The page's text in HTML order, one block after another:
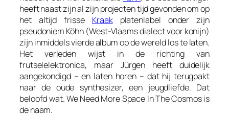
heeft naast zijn al zijn projecten tijd gevonden om op
het altijd frisse Kraakplatenlabel onder zijn
pseudoniem Köhn (West-Vlaams dialect voor konijn)
zijn inmiddels vierde album op de wereld los te laten.
Het verleden wijst in de richting van
frutselelektronica, maar Jürgen heeft duidelijk
aangekondigd – en laten horen – dat hij terugpakt
naar de oude synthesizer, een jeugdliefde. Dat
beloofd wat.We Need More Space In The Cosmosis
de naam.